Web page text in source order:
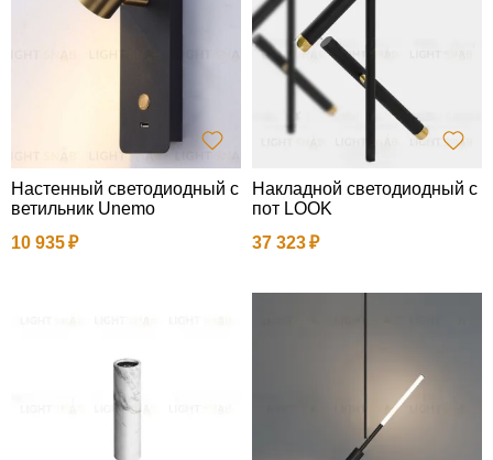
Настенный светодиодный с
ветильник Unemo
10 935
Накладной светодиодный с
пот LOOK
37 323